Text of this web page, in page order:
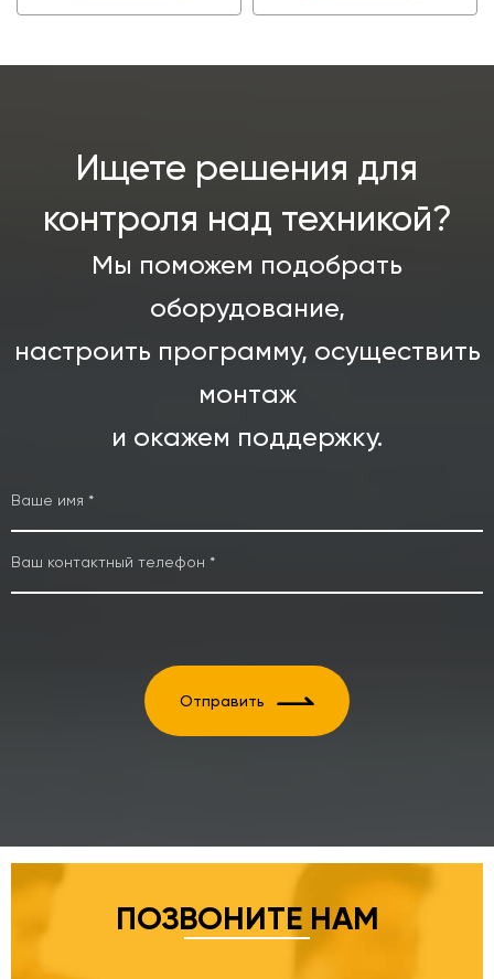
Ищете решения для
контроля над техникой?
Мы поможем подобрать
оборудование,
настроить программу, осуществить
монтаж
и окажем поддержку.
Отправить
ПОЗВОНИТЕ НАМ